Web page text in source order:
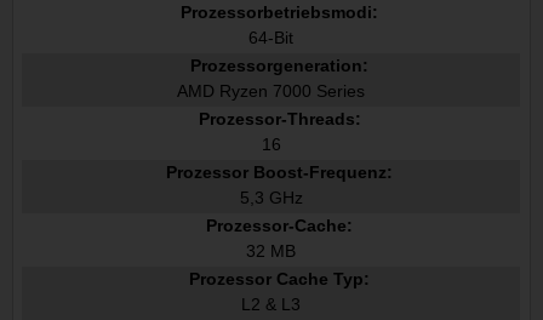
Prozessorbetriebsmodi:
64-Bit
Prozessorgeneration:
AMD Ryzen 7000 Series
Prozessor-Threads:
16
Prozessor Boost-Frequenz:
5,3 GHz
Prozessor-Cache:
32 MB
Prozessor Cache Typ:
L2 & L3